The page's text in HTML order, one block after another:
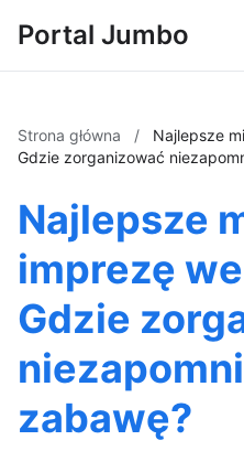
Portal Jumbo
Strona główna /
Najlepsze
Gdzie zorganizować
Najlepsze
imprezę
Gdzie
zabawę?